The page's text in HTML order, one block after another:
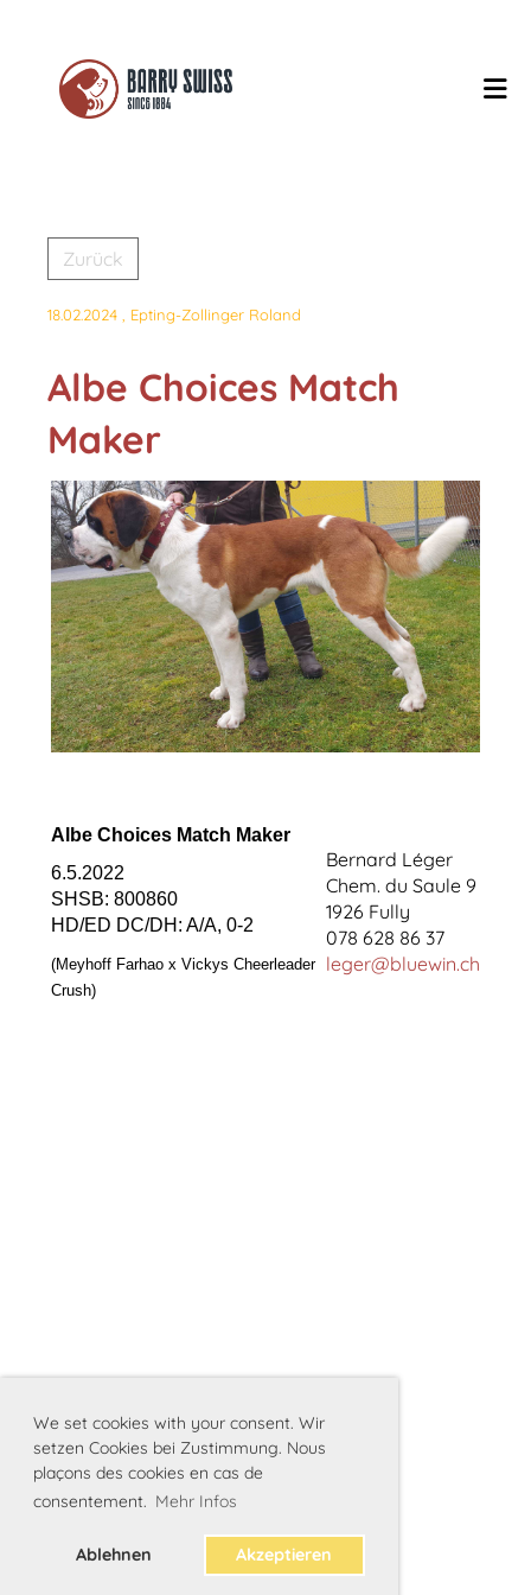
We set cookies with your consent. Wir
setzen Cookies bei Zustimmung. Nous
plaçons des cookies en cas de
consentement. Mehr Infos
Ablehnen Akzeptieren
Zurück
18.02.2024 , Epting-Zollinger Roland
Albe Choices Match
Maker
Albe Choices Match Maker
6.5.2022
SHSB: 800860
HD/ED DC/DH: A/A, 0-2
(Meyhoff Farhao x Vickys Cheerleader
Crush)
Bernard Léger
Chem. du Saule 9
1926 Fully
078 628 86 37
leger@bluewin.ch